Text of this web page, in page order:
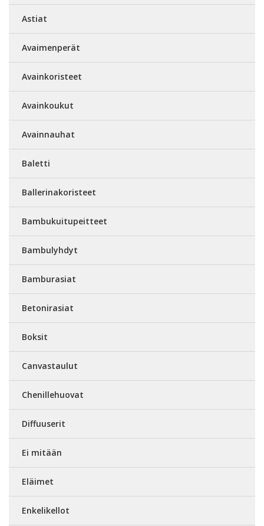
Astiat
Avaimenperät
Avainkoristeet
Avainkoukut
Avainnauhat
Baletti
Ballerinakoristeet
Bambukuitupeitteet
Bambulyhdyt
Bamburasiat
Betonirasiat
Boksit
Canvastaulut
Chenillehuovat
Diffuuserit
Ei mitään
Eläimet
Enkelikellot